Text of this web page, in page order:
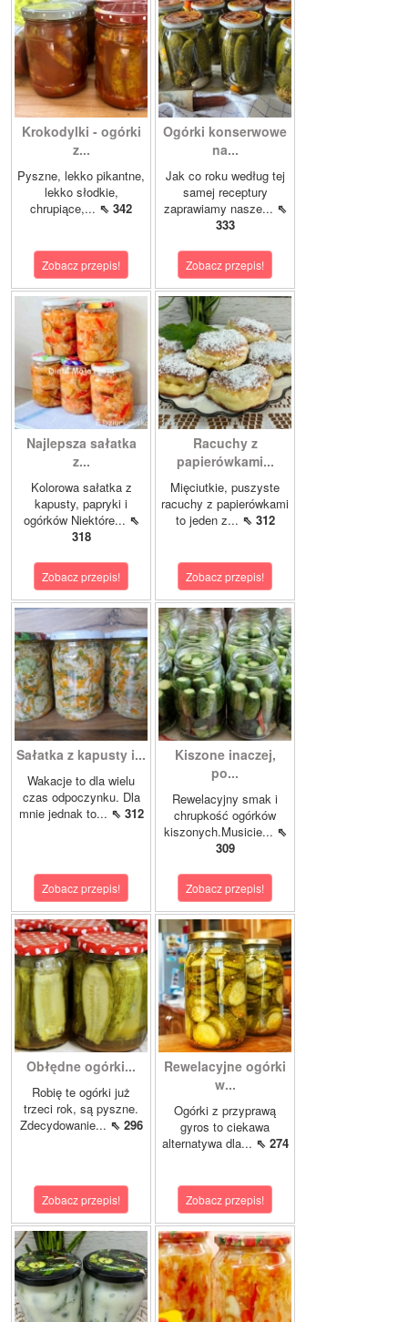
Krokodylki - ogórki
z...
Pyszne, lekko pikantne,
lekko słodkie,
chrupiące,... ⇖ 342
Zobacz przepis!
Ogórki konserwowe
na...
Jak co roku według tej
samej receptury
zaprawiamy nasze... ⇖
333
Zobacz przepis!
Najlepsza sałatka
z...
Kolorowa sałatka z
kapusty, papryki i
ogórków Niektóre... ⇖
318
Zobacz przepis!
Racuchy z
papierówkami...
Mięciutkie, puszyste
racuchy z papierówkami
to jeden z... ⇖ 312
Zobacz przepis!
Sałatka z kapusty i...
Wakacje to dla wielu
czas odpoczynku. Dla
mnie jednak to... ⇖ 312
Zobacz przepis!
Kiszone inaczej,
po...
Rewelacyjny smak i
chrupkość ogórków
kiszonych.Musicie... ⇖
309
Zobacz przepis!
Obłędne ogórki...
Robię te ogórki już
trzeci rok, są pyszne.
Zdecydowanie... ⇖ 296
Zobacz przepis!
Rewelacyjne ogórki
w...
Ogórki z przyprawą
gyros to ciekawa
alternatywa dla... ⇖ 274
Zobacz przepis!